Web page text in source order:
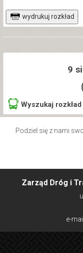
wydrukuj rozkład
9
Wyszukaj rozkład
Podziel się z nami
Zarząd Dróg i
e-